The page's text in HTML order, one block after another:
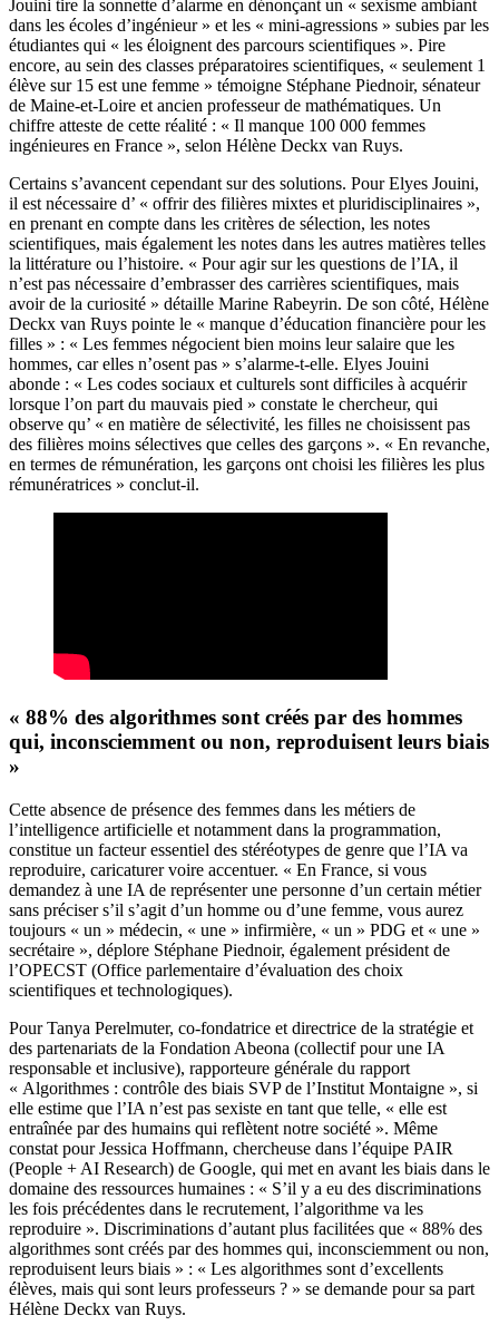
Jouini tire la sonnette d’alarme en dénonçant un « sexisme ambiant
dans les écoles d’ingénieur » et les « mini-agressions » subies par les
étudiantes qui « les éloignent des parcours scientifiques ». Pire
encore, au sein des classes préparatoires scientifiques, « seulement 1
élève sur 15 est une femme » témoigne Stéphane Piednoir, sénateur
de Maine-et-Loire et ancien professeur de mathématiques. Un
chiffre atteste de cette réalité : « Il manque 100 000 femmes
ingénieures en France », selon Hélène Deckx van Ruys.
Certains s’avancent cependant sur des solutions. Pour Elyes Jouini,
il est nécessaire d’ « offrir des filières mixtes et pluridisciplinaires »,
en prenant en compte dans les critères de sélection, les notes
scientifiques, mais également les notes dans les autres matières telles
la littérature ou l’histoire. « Pour agir sur les questions de l’IA, il
n’est pas nécessaire d’embrasser des carrières scientifiques, mais
avoir de la curiosité » détaille Marine Rabeyrin. De son côté, Hélène
Deckx van Ruys pointe le « manque d’éducation financière pour les
filles » : « Les femmes négocient bien moins leur salaire que les
hommes, car elles n’osent pas » s’alarme-t-elle. Elyes Jouini
abonde : « Les codes sociaux et culturels sont difficiles à acquérir
lorsque l’on part du mauvais pied » constate le chercheur, qui
observe qu’ « en matière de sélectivité, les filles ne choisissent pas
des filières moins sélectives que celles des garçons ». « En revanche,
en termes de rémunération, les garçons ont choisi les filières les plus
rémunératrices » conclut-il.
« 88% des algorithmes sont créés par des hommes
qui, inconsciemment ou non, reproduisent leurs biais
»
Cette absence de présence des femmes dans les métiers de
l’intelligence artificielle et notamment dans la programmation,
constitue un facteur essentiel des stéréotypes de genre que l’IA va
reproduire, caricaturer voire accentuer. « En France, si vous
demandez à une IA de représenter une personne d’un certain métier
sans préciser s’il s’agit d’un homme ou d’une femme, vous aurez
toujours « un » médecin, « une » infirmière, « un » PDG et « une »
secrétaire », déplore Stéphane Piednoir, également président de
l’OPECST (Office parlementaire d’évaluation des choix
scientifiques et technologiques).
Pour Tanya Perelmuter, co-fondatrice et directrice de la stratégie et
des partenariats de la Fondation Abeona (collectif pour une IA
responsable et inclusive), rapporteure générale du rapport
« Algorithmes : contrôle des biais SVP de l’Institut Montaigne », si
elle estime que l’IA n’est pas sexiste en tant que telle, « elle est
entraînée par des humains qui reflètent notre société ». Même
constat pour Jessica Hoffmann, chercheuse dans l’équipe PAIR
(People + AI Research) de Google, qui met en avant les biais dans le
domaine des ressources humaines : « S’il y a eu des discriminations
les fois précédentes dans le recrutement, l’algorithme va les
reproduire ». Discriminations d’autant plus facilitées que « 88% des
algorithmes sont créés par des hommes qui, inconsciemment ou non,
reproduisent leurs biais » : « Les algorithmes sont d’excellents
élèves, mais qui sont leurs professeurs ? » se demande pour sa part
Hélène Deckx van Ruys.